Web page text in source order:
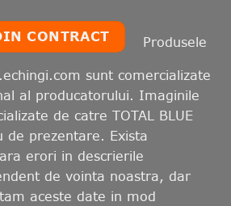
CONTRACT
Produsele
sunt comercializate
al producatorului. Imaginile
de catre TOTAL BLUE
de prezentare. Exista
erori in descrierile
de vointa noastra, dar
aceste date in mod